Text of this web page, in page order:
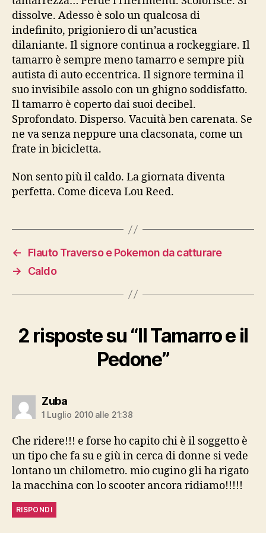
dissolve. Adesso è solo un qualcosa di
indefinito, prigioniero di un’acustica
dilaniante. Il signore continua a rockeggiare. Il
tamarro è sempre meno tamarro e sempre più
autista di auto eccentrica. Il signore termina il
suo invisibile assolo con un ghigno soddisfatto.
Il tamarro è coperto dai suoi decibel.
Sprofondato. Disperso. Vacuità ben carenata. Se
ne va senza neppure una clacsonata, come un
frate in bicicletta.
Non sento più il caldo. La giornata diventa
perfetta. Come diceva Lou Reed.
←
Flauto Traverso e Pokemon da catturare
→
Caldo
2 risposte su “Il Tamarro e il
Pedone”
Zubadice:
1 Luglio 2010 alle 21:38
Che ridere!!! e forse ho capito chi è il soggetto è
un tipo che fa su e giù in cerca di donne si vede
lontano un chilometro. mio cugino gli ha rigato
la macchina con lo scooter ancora ridiamo!!!!!
RISPONDI